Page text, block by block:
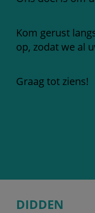
Kom gerust
op, zodat we al
Graag tot ziens!
DIDDEN